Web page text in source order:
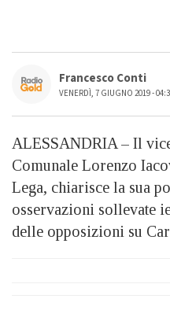
Francesco Conti
VENERDÌ, 7 GIUGNO 2019 -
ALESSANDRIA – Il
Comunale Lorenzo
Lega, chiarisce la sua
osservazioni sollevate
delle opposizioni su